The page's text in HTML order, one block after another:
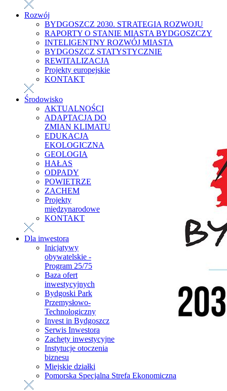
Rozwój
BYDGOSZCZ 2030. STRATEGIA ROZWOJU
RAPORTY O STANIE MIASTA BYDGOSZCZY
INTELIGENTNY ROZWÓJ MIASTA
BYDGOSZCZ STATYSTYCZNIE
REWITALIZACJA
Projekty europejskie
KONTAKT
Środowisko
AKTUALNOŚCI
ADAPTACJA DO
ZMIAN KLIMATU
EDUKACJA
EKOLOGICZNA
GEOLOGIA
HAŁAS
ODPADY
POWIETRZE
ZACHEM
Projekty
międzynarodowe
KONTAKT
Dla inwestora
Inicjatywy
obywatelskie -
Program 25/75
Baza ofert
inwestycyjnych
Bydgoski Park
Przemysłowo-
Technologiczny
Invest in Bydgoszcz
Serwis Inwestora
Zachęty inwestycyjne
Instytucje otoczenia
biznesu
Miejskie działki
Pomorska Specjalna Strefa Ekonomiczna